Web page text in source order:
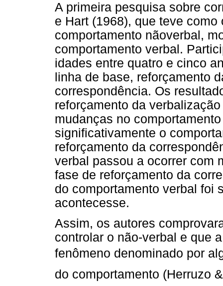
A primeira pesquisa sobre
e Hart (1968), que teve
comportamento nãoverbal,
comportamento verbal.
idades entre quatro e cinco
linha de base, reforçamento
correspondência. Os
reforçamento da
mudanças no
significativamente o
reforçamento da
verbal passou a ocorrer com
fase de reforçamento da
do comportamento verbal foi
acontecesse.
Assim, os autores
controlar o não-verbal e que
fenômeno denominado por
do comportamento (Herruzo